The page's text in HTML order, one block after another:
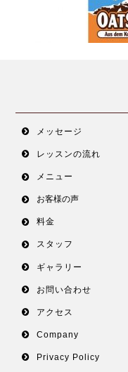
メッセージ
レッスンの流れ
メニュー
お客様の声
料金
スタッフ
ギャラリー
お問い合わせ
アクセス
Company
Privacy Policy